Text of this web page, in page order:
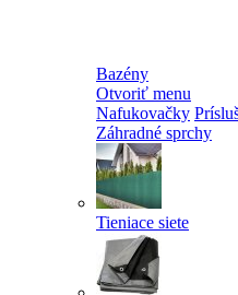
Bazény
Otvoriť menu
Nafukovačky
Záhradné sprchy
Tieniace siete